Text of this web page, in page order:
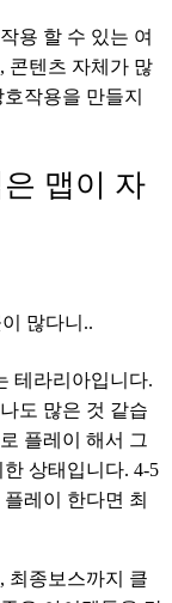
용 할 수 있는 여
콘텐츠 자체가 많
작용을 만들지
맵이 자
많다니..
테라리아입니다.
도 많은 것 같습
플레이 해서 그
상태입니다. 4-5
레이 한다면 최
최종보스까지 클